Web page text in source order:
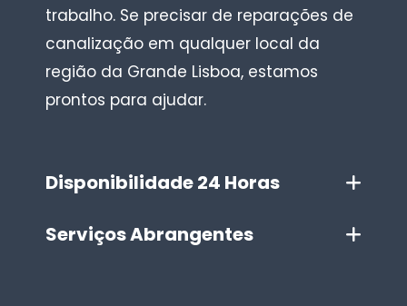
trabalho. Se precisar de reparações de
canalização em qualquer local da
região da Grande Lisboa, estamos
prontos para ajudar.
Disponibilidade 24 Horas
Serviços Abrangentes